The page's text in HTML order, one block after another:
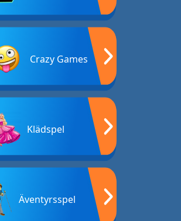
Crazy Games
Klädspel
Äventyrsspel